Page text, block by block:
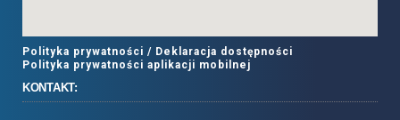
Polityka prywatności / Deklaracja dostępności
Polityka prywatności aplikacji mobilnej
KONTAKT: